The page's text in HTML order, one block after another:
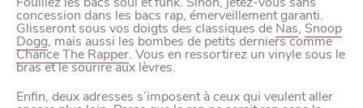
concession dans les bacs rap, émerveillement garanti.
Glisseront sous vos doigts des classiques de Nas, Snoop
Dogg, mais aussi les bombes de petits derniers comme
Chance The Rapper. Vous en ressortirez un vinyle sous le
bras et le sourire aux lèvres.
Enfin, deux adresses s’imposent à ceux qui veulent aller
VIVRE
dans
le NORD